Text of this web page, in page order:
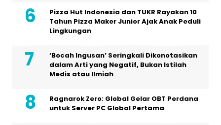
Pizza Hut Indonesia dan TUKR Rayakan 10
Tahun Pizza Maker Junior Ajak Anak Peduli
Lingkungan
‘Bocah Ingusan’ Seringkali Dikonotasikan
dalam Arti yang Negatif, Bukan Istilah
Medis atau Ilmiah
Ragnarok Zero: Global Gelar OBT Perdana
untuk Server PC Global Pertama